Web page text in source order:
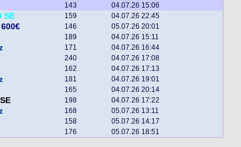
143 04.07.26 15:06
SE 159 04.07.26 22:45
146 05.07.26 20:01
189 04.07.26 15:11
171 04.07.26 16:44
240 04.07.26 17:08
162 04.07.26 17:13
181 04.07.26 19:01
165 04.07.26 20:14
198 04.07.26 17:22
168 05.07.26 13:11
158 05.07.26 14:17
176 05.07.26 18:51